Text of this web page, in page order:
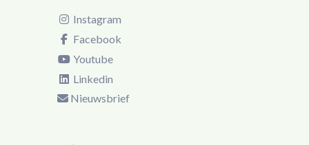
Instagram
Facebook
Youtube
Linkedin
Nieuwsbrief